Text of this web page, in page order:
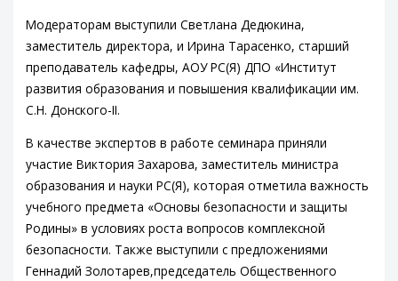
Модераторам выступили Светлана Дедюкина,
заместитель директора, и Ирина Тарасенко, старший
преподаватель кафедры, АОУ РС(Я) ДПО «Институт
развития образования и повышения квалификации им.
С.Н. Донского-II.
В качестве экспертов в работе семинара приняли
участие Виктория Захарова, заместитель министра
образования и науки РС(Я), которая отметила важность
учебного предмета «Основы безопасности и защиты
Родины» в условиях роста вопросов комплексной
безопасности. Также выступили с предложениями
Геннадий Золотарев,председатель Общественного